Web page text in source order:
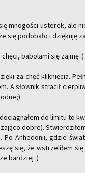
mno­go­ści uste­rek, ale
się po­do­ba­ło i dzię­ku­ję
ba­bo­la­mi się zajmę :)
za chęć klik­nię­cia.
A słow­nik stra­cił
do li­mi­tu to
dobre).
Po An­he­do­nii, gdzie
się, że wstrze­li­łem
bar­dziej :)